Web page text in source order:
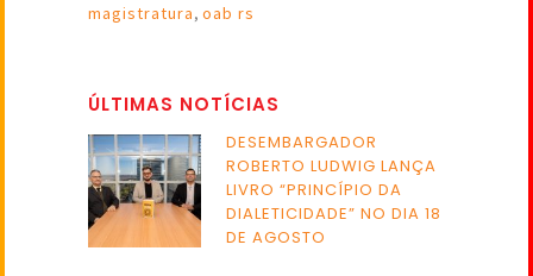
magistratura, oab rs
ÚLTIMAS NOTÍCIAS
DESEMBARGADOR
ROBERTO LUDWIG LANÇA
LIVRO “PRINCÍPIO DA
DIALETICIDADE” NO DIA 18
DE AGOSTO